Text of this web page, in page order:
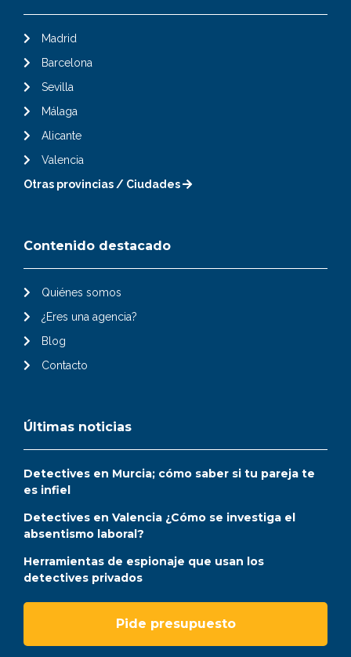
Madrid
Barcelona
Sevilla
Málaga
Alicante
Valencia
Otras provincias / Ciudades
Contenido destacado
Quiénes somos
¿Eres una agencia?
Blog
Contacto
Últimas noticias
Detectives en Murcia; cómo saber si tu pareja te
es infiel
Detectives en Valencia ¿Cómo se investiga el
absentismo laboral?
Herramientas de espionaje que usan los
detectives privados
Pide presupuesto